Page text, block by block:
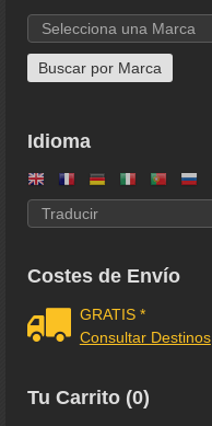
Idioma
Costes de Envío
GRATIS *
Consultar Destinos
Tu Carrito (0)